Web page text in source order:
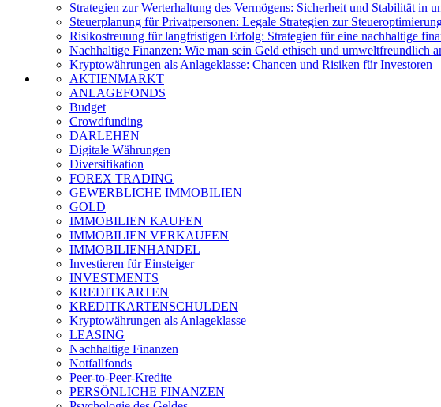
Strategien zur Werterhaltung des Vermögens: Sicherheit und Stabilität in
Steuerplanung für Privatpersonen: Legale Strategien zur
Risikostreuung für langfristigen Erfolg: Strategien für eine nachhaltige
Nachhaltige Finanzen: Wie man sein Geld ethisch und umweltfreundlich
Kryptowährungen als Anlageklasse: Chancen und Risiken für Investoren
AKTIENMARKT
ANLAGEFONDS
Budget
Crowdfunding
DARLEHEN
Digitale Währungen
Diversifikation
FOREX TRADING
GEWERBLICHE IMMOBILIEN
GOLD
IMMOBILIEN KAUFEN
IMMOBILIEN VERKAUFEN
IMMOBILIENHANDEL
Investieren für Einsteiger
INVESTMENTS
KREDITKARTEN
KREDITKARTENSCHULDEN
Kryptowährungen als Anlageklasse
LEASING
Nachhaltige Finanzen
Notfallfonds
Peer-to-Peer-Kredite
PERSÖNLICHE FINANZEN